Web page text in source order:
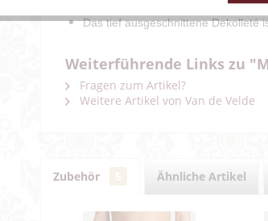
Dieses Modell ist mit gepolsterten
Das tief ausgeschnittene Dekolleté
Weiterführende Links zu
Fragen zum Artikel?
Weitere Artikel von Van de Velde
Zubehör Ähnliche Artikel